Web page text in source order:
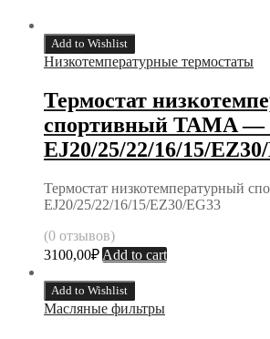
Add to Wishlist
Низкотемпературные термостаты
Термостат
спортивный TAMA —
EJ20/25/22/16/15/
Термостат низкотемпературный
EJ20/25/22/16/15/EZ30/EG33
(0 отзывов)
3100,00₽ Add to cart
Add to Wishlist
Масляные фильтры